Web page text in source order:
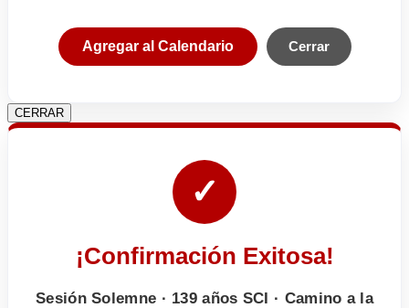
Agregar al Calendario Cerrar
CERRAR
✓
¡Confirmación Exitosa!
Sesión Solemne · 139 años SCI · Camino a la